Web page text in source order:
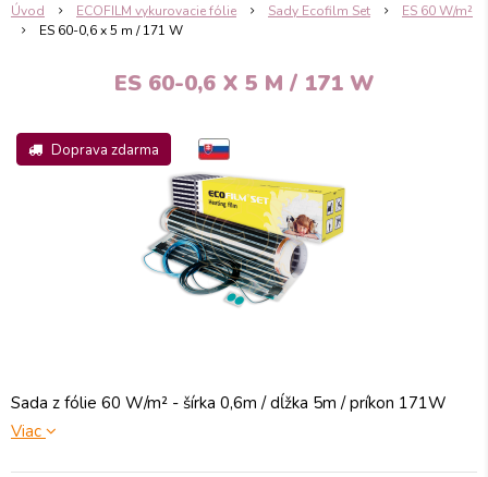
Úvod ECOFILM vykurovacie fólie Sady Ecofilm Set
ES 60 W/m²
ES 60-0,6 x 5 m / 171 W
ES 60-0,6 X 5 M / 171 W
Doprava zdarma
Sada z fólie 60 W/m² - šírka 0,6m / dĺžka 5m / príkon 171W
Viac